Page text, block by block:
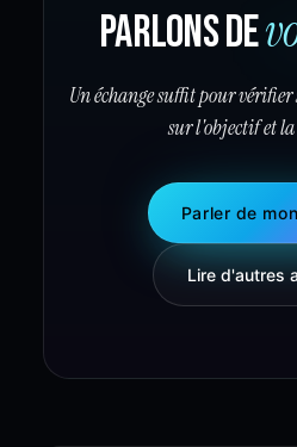
Parlons de
Un échange suffit pour vérifier
sur l'objectif et la
Parler de
Lire d'autres